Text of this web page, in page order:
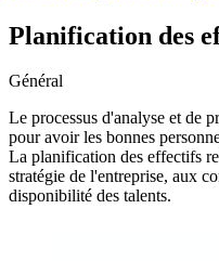
Planification des
Général
Le processus d'analyse et de
pour avoir les bonnes
La planification des effectifs
stratégie de l'entreprise, aux
disponibilité des talents.